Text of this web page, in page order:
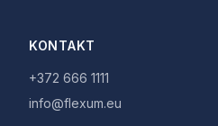
KONTAKT
+372 666 1111
info@flexum.eu